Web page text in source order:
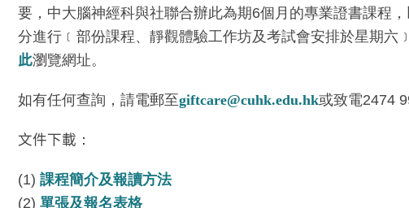
要，中大腦神經科與社聯合辦此為期6個月的專業證書課程
分進行﹝部份課程、靜觀體驗工作坊及考試會安排於星期
此瀏覽網址。
如有任何查詢，請電郵至giftcare@cuhk.edu.hk或致電2474
文件下載 ：
(1) 課程簡介及報讀方法
(2) 單張及報名表格